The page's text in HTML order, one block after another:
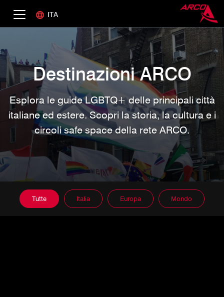
ITA
Destinazioni ARCO
Esplora le guide LGBTQ+ delle principali città
italiane ed estere. Scopri la storia, la cultura e i
circoli safe space della rete ARCO.
Tutte Italia Europa Mondo